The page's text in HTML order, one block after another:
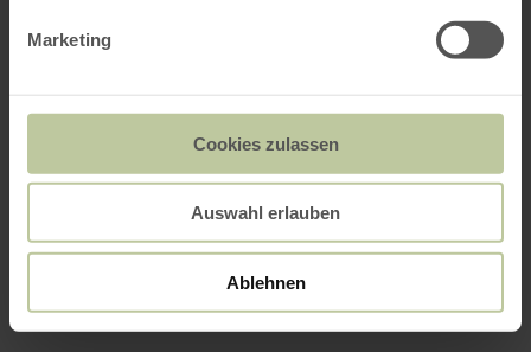
Marketing
Cookies zulassen
Auswahl erlauben
Ablehnen